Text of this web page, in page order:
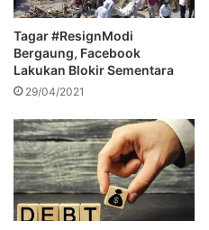
Tagar #ResignModi
Bergaung, Facebook
Lakukan Blokir Sementara
29/04/2021